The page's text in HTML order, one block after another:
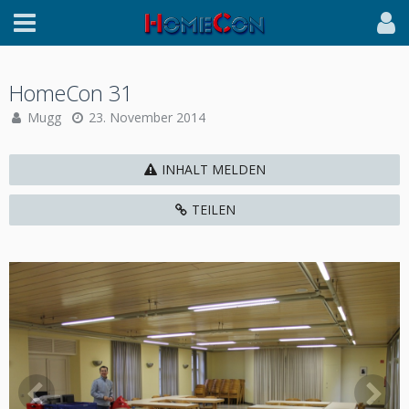
HomeCon 31
Mugg 23. November 2014
INHALT MELDEN
TEILEN